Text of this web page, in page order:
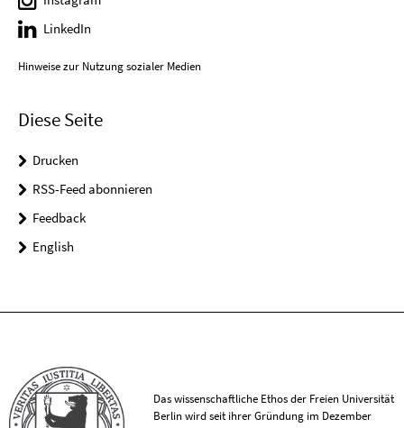
LinkedIn
Hinweise zur Nutzung sozialer Medien
Diese Seite
Drucken
RSS-Feed abonnieren
Feedback
English
Das wissenschaftliche Ethos der Freien Universität
Berlin wird seit ihrer Gründung im Dezember